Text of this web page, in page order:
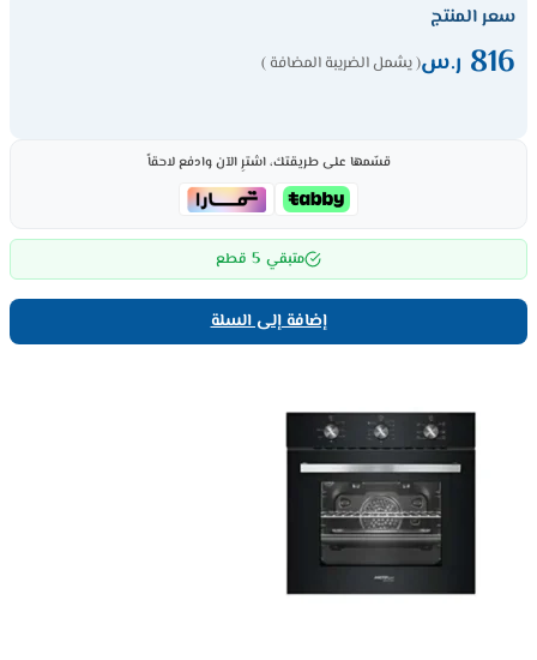
سعر المنتج
816 ر.س( يشمل الضريبة المضافة )
قسّمها على طريقتك، اشترِ الآن وادفع لاحقاً
متبقي 5 قطع
إضافة إلى السلة